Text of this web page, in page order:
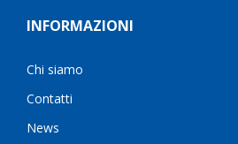
INFORMAZIONI
Chi siamo
Contatti
News